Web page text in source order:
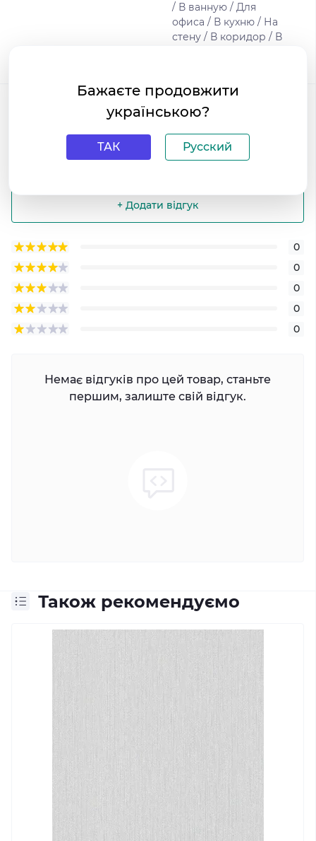
/ В ванную / Для
офиса / В кухню / На
стену / В коридор / В
Відгуки
середній рейтинг товару
+ Додати відгук
0
0
0
0
0
Немає відгуків про цей товар, станьте
першим, залиште свій відгук.
Також рекомендуємо
Бажаєте продовжити
українською?
ТАК Русский